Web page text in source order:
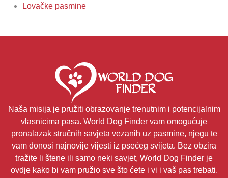
Lovačke pasmine
Naša misija je pružiti obrazovanje trenutnim i potencijalnim
vlasnicima pasa. World Dog Finder vam omogućuje
pronalazak stručnih savjeta vezanih uz pasmine, njegu te
vam donosi najnovije vijesti iz psećeg svijeta. Bez obzira
tražite li štene ili samo neki savjet, World Dog Finder je
ovdje kako bi vam pružio sve što ćete i vi i vaš pas trebati.